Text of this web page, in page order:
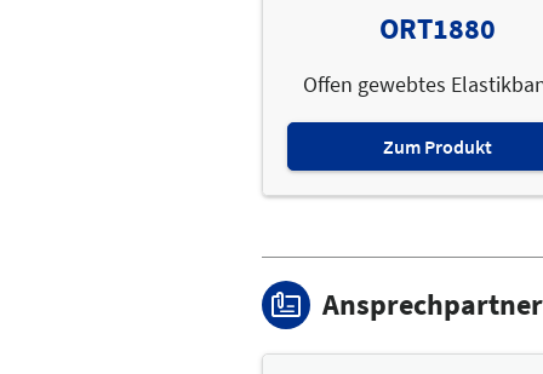
ORT1880
Offen gewebtes
Zum Produkt
Ansprechpartner